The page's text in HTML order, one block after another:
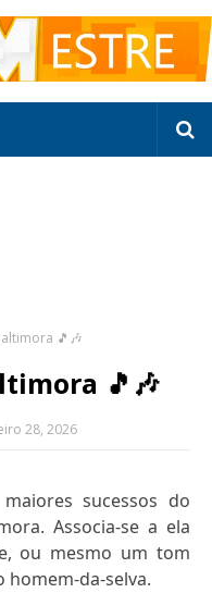
🎵🎶
🎵🎶
28, 2026
sucessos do
Associa-se a ela
ou mesmo um tom
da-selva.